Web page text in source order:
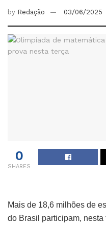
by Redação 03/06/2025
0
SHARES
Mais de 18,6 milhões de
do Brasil participam,